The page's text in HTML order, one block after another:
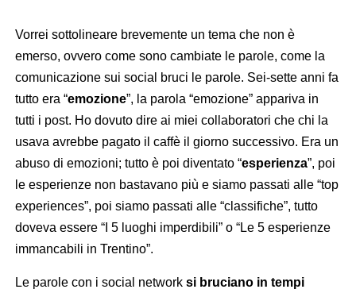
Vorrei sottolineare brevemente un tema che non è
emerso, ovvero come sono cambiate le parole, come la
comunicazione sui social bruci le parole. Sei-sette anni fa
tutto era “emozione”, la parola “emozione” appariva in
tutti i post. Ho dovuto dire ai miei collaboratori che chi la
usava avrebbe pagato il caffè il giorno successivo. Era un
abuso di emozioni; tutto è poi diventato “esperienza”, poi
le esperienze non bastavano più e siamo passati alle “top
experiences”, poi siamo passati alle “classifiche”, tutto
doveva essere “I 5 luoghi imperdibili” o “Le 5 esperienze
immancabili in Trentino”.
Le parole con i social networksi bruciano in tempi